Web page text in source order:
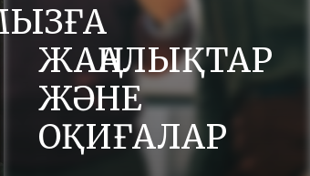
ЖАҢАЛЫҚТАР
ЖӘНЕ
ОҚИҒАЛАР